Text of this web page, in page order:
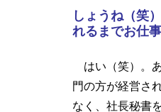
しょうね（笑
れるまでお仕
はい（笑）。
門の方が経営さ
なく、社長秘書